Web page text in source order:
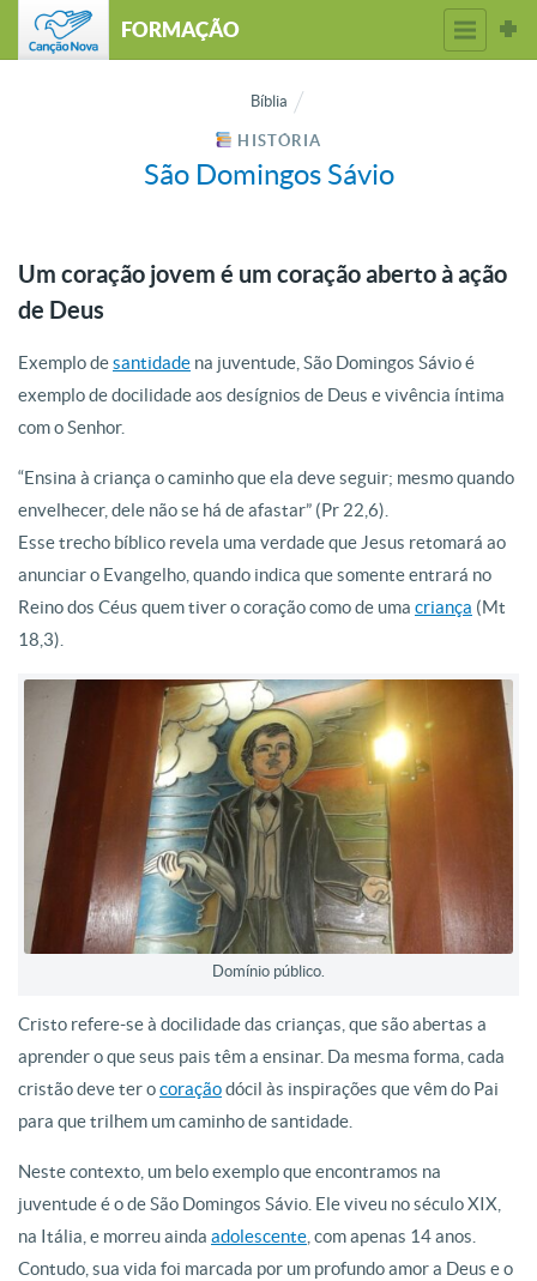
FORMAÇÃO
Bíblia
HISTÓRIA
São Domingos Sávio
Um coração jovem é um coração aberto à ação
de Deus
Exemplo desantidade na juventude, São Domingos Sávio é
exemplo de docilidade aos desígnios de Deus e vivência íntima
com o Senhor.
“Ensina à criança o caminho que ela deve seguir; mesmo quando
envelhecer, dele não se há de afastar” (Pr 22,6).
Esse trecho bíblico revela uma verdade que Jesus retomará ao
anunciar o Evangelho, quando indica que somente entrará no
Reino dos Céus quem tiver o coração como de uma criança (Mt
18,3).
Domínio público.
Cristo refere-se à docilidade das crianças, que são abertas a
aprender o que seus pais têm a ensinar. Da mesma forma, cada
cristão deve ter ocoraçãodócil às inspirações que vêm do Pai
para que trilhem um caminho de santidade.
Neste contexto, um belo exemplo que encontramos na
juventude é o de São Domingos Sávio. Ele viveu no século XIX,
na Itália, e morreu ainda adolescente, com apenas 14 anos.
Contudo, sua vida foi marcada por um profundo amor a Deus e o